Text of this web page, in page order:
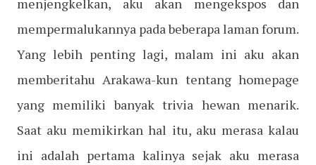
menjengkelkan, aku akan mengekspos dan
mempermalukannya pada beberapa laman forum.
Yang lebih penting lagi, malam ini aku akan
memberitahu Arakawa-kun tentang homepage
yang memiliki banyak trivia hewan menarik.
Saat aku memikirkan hal itu, aku merasa kalau
ini adalah pertama kalinya sejak aku merasa